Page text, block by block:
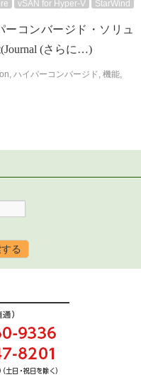
vSAN for Hyper-V StarWind
ーコンバージド・ソリュ
(さらに…)
, ハイパーコンバージド, 機能,